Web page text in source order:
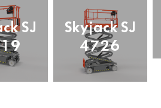
SJ
Skyjack SJ
4726